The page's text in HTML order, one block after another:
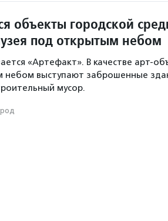
объекты городской
под открытым небом
«Артефакт». В качестве арт-
небом выступают заброшенные
мусор.